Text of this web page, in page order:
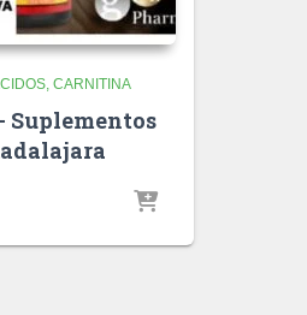
CARNITINA
Suplementos